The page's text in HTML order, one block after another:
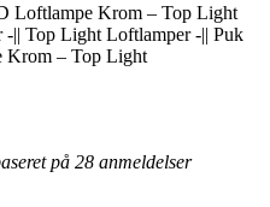
Loftlampe Krom – Top Light
-|| Top Light Loftlamper -|| Puk
Krom – Top Light
på 28 anmeldelser